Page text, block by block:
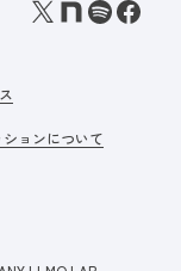
ョンについて